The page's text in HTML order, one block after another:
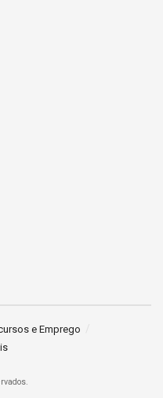
e Emprego